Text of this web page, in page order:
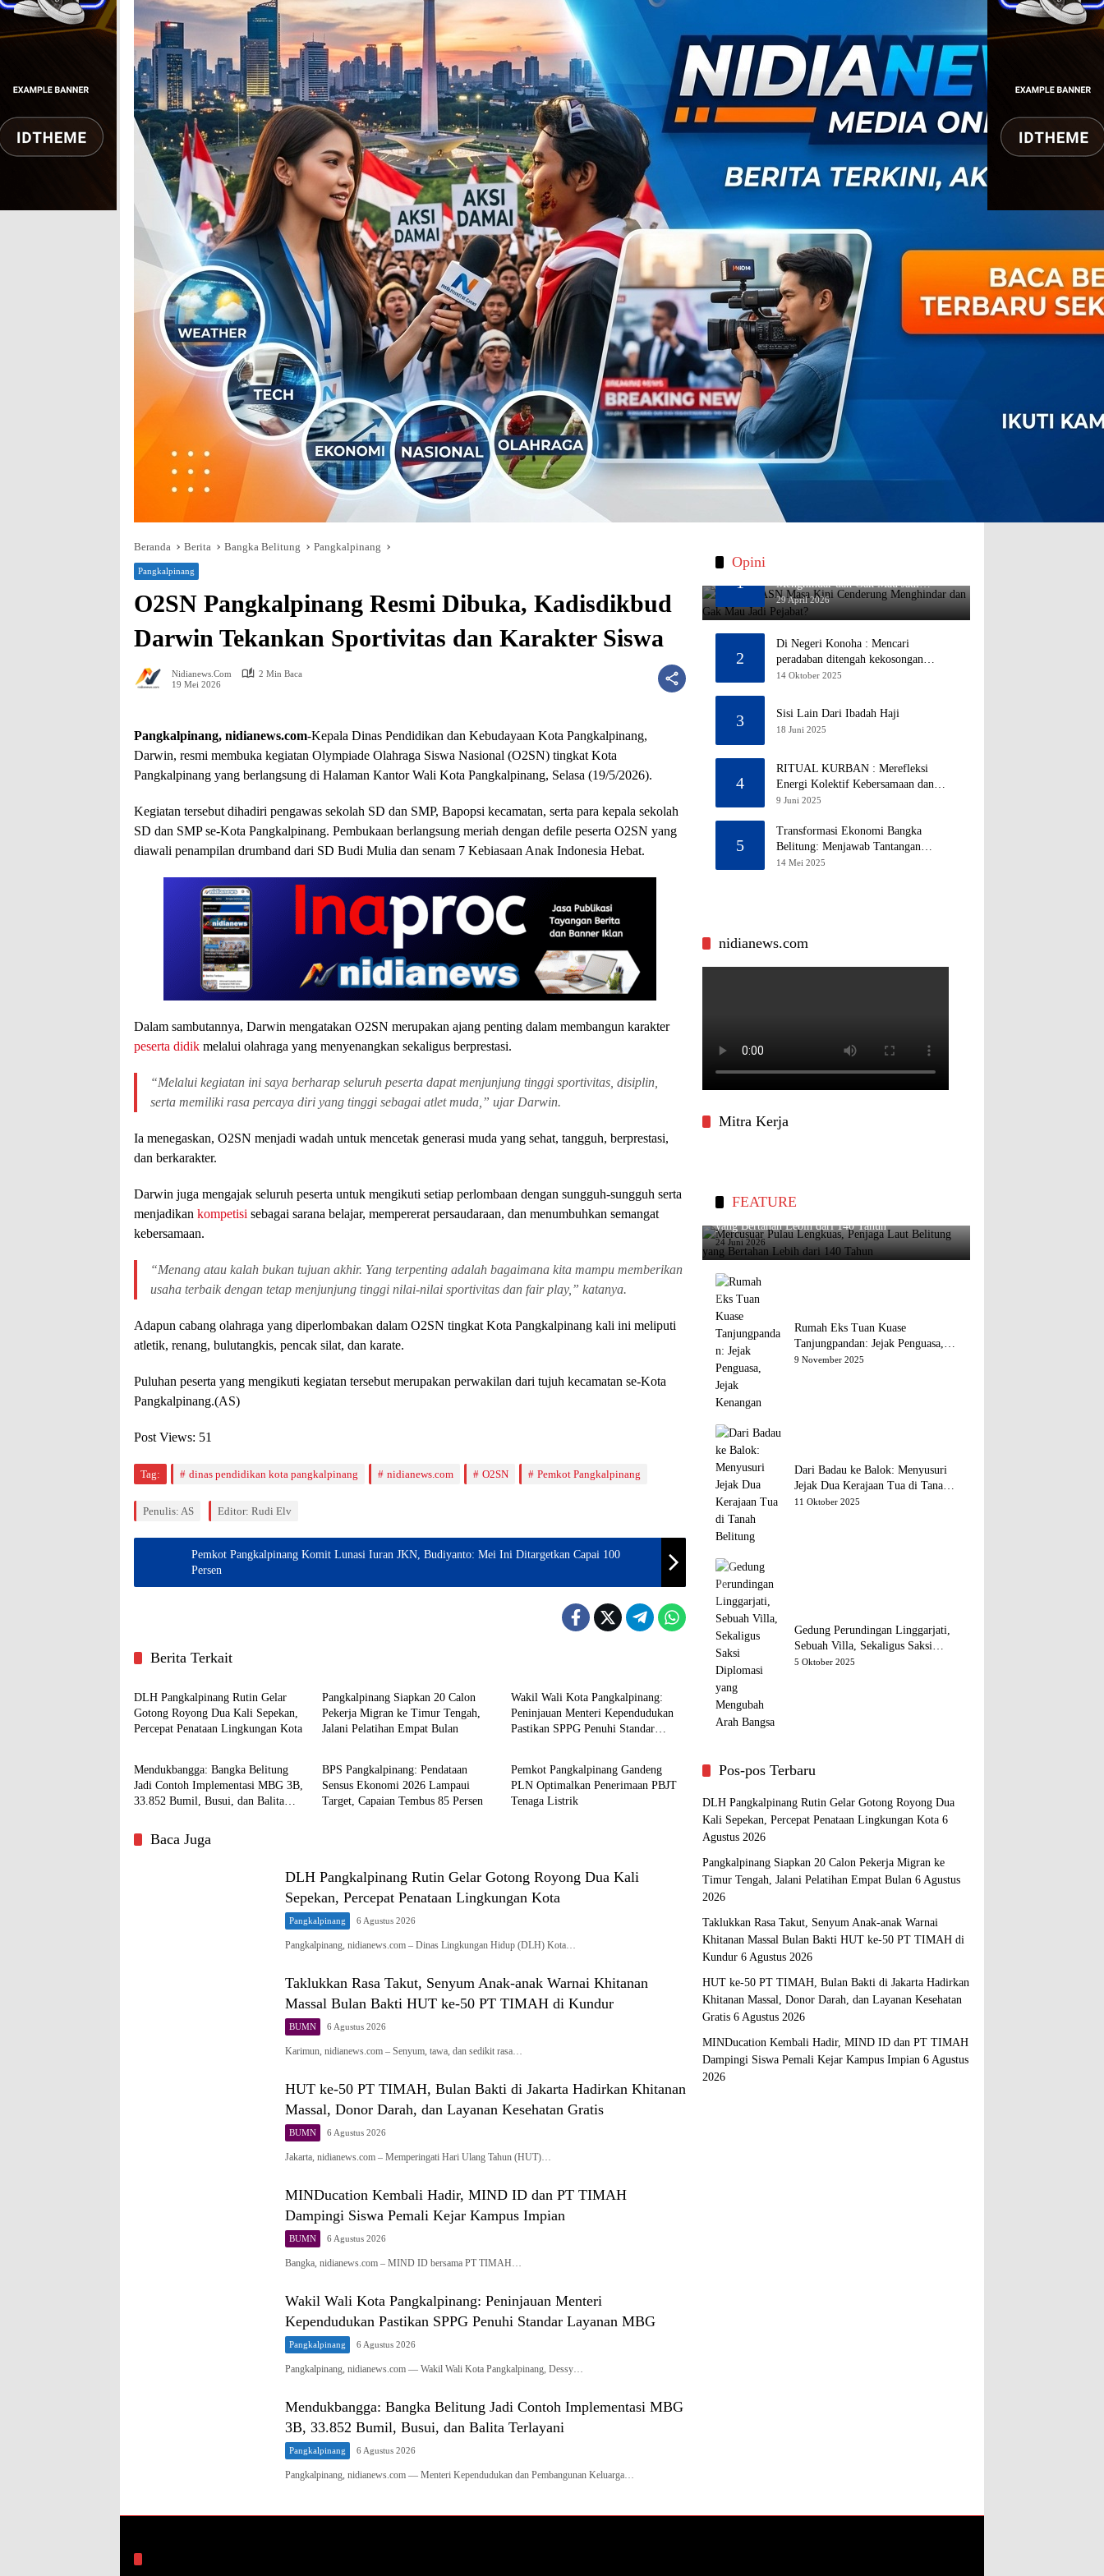
Beranda Berita Bangka Belitung Pangkalpinang
Pangkalpinang
O2SN Pangkalpinang Resmi Dibuka, Kadisdikbud
Darwin Tekankan Sportivitas dan Karakter Siswa
Nidianews.com
2 Min Baca
19 Mei 2026
Pangkalpinang, nidianews.com-Kepala Dinas Pendidikan dan Kebudayaan Kota Pangkalpinang,
Darwin, resmi membuka kegiatan Olympiade Olahraga Siswa Nasional (O2SN) tingkat Kota
Pangkalpinang yang berlangsung di Halaman Kantor Wali Kota Pangkalpinang, Selasa (19/5/2026).
Kegiatan tersebut dihadiri pengawas sekolah SD dan SMP, Bapopsi kecamatan, serta para kepala sekolah
SD dan SMP se-Kota Pangkalpinang. Pembukaan berlangsung meriah dengan defile peserta O2SN yang
diawali penampilan drumband dari SD Budi Mulia dan senam 7 Kebiasaan Anak Indonesia Hebat.
Dalam sambutannya, Darwin mengatakan O2SN merupakan ajang penting dalam membangun karakter
peserta didik melalui olahraga yang menyenangkan sekaligus berprestasi.
“Melalui kegiatan ini saya berharap seluruh peserta dapat menjunjung tinggi sportivitas, disiplin,
serta memiliki rasa percaya diri yang tinggi sebagai atlet muda,” ujar Darwin.
Ia menegaskan, O2SN menjadi wadah untuk mencetak generasi muda yang sehat, tangguh, berprestasi,
dan berkarakter.
Darwin juga mengajak seluruh peserta untuk mengikuti setiap perlombaan dengan sungguh-sungguh serta
menjadikan kompetisi sebagai sarana belajar, mempererat persaudaraan, dan menumbuhkan semangat
kebersamaan.
“Menang atau kalah bukan tujuan akhir. Yang terpenting adalah bagaimana kita mampu memberikan
usaha terbaik dengan tetap menjunjung tinggi nilai-nilai sportivitas dan fair play,” katanya.
Adapun cabang olahraga yang diperlombakan dalam O2SN tingkat Kota Pangkalpinang kali ini meliputi
atletik, renang, bulutangkis, pencak silat, dan karate.
Puluhan peserta yang mengikuti kegiatan tersebut merupakan perwakilan dari tujuh kecamatan se-Kota
Pangkalpinang.(AS)
Post Views: 51
Tag: dinas pendidikan kota pangkalpinang nidianews.com O2SN Pemkot Pangkalpinang
Penulis: AS Editor: Rudi Elv
Pemkot Pangkalpinang Komit Lunasi Iuran JKN, Budiyanto: Mei Ini Ditargetkan Capai 100
Persen
Berita Terkait
Pangkalpinang
DLH Pangkalpinang Rutin Gelar
Gotong Royong Dua Kali Sepekan,
Percepat Penataan Lingkungan Kota
Pangkalpinang Siapkan 20 Calon
Pekerja Migran ke Timur Tengah,
Jalani Pelatihan Empat Bulan
Wakil Wali Kota Pangkalpinang:
Peninjauan Menteri Kependudukan
Pastikan SPPG Penuhi Standar
Pangkalpinang
Mendukbangga: Bangka Belitung
Jadi Contoh Implementasi MBG 3B,
33.852 Bumil, Busui, dan Balita
BPS Pangkalpinang: Pendataan
Sensus Ekonomi 2026 Lampaui
Target, Capaian Tembus 85 Persen
Pemkot Pangkalpinang Gandeng
PLN Optimalkan Penerimaan PBJT
Tenaga Listrik
Baca Juga
DLH Pangkalpinang Rutin Gelar Gotong Royong Dua Kali
Sepekan, Percepat Penataan Lingkungan Kota
Pangkalpinang 6 Agustus 2026
Pangkalpinang, nidianews.com – Dinas Lingkungan Hidup (DLH) Kota…
Taklukkan Rasa Takut, Senyum Anak-anak Warnai Khitanan
Massal Bulan Bakti HUT ke-50 PT TIMAH di Kundur
BUMN 6 Agustus 2026
Karimun, nidianews.com – Senyum, tawa, dan sedikit rasa…
HUT ke-50 PT TIMAH, Bulan Bakti di Jakarta Hadirkan Khitanan
Massal, Donor Darah, dan Layanan Kesehatan Gratis
BUMN 6 Agustus 2026
Jakarta, nidianews.com – Memperingati Hari Ulang Tahun (HUT)…
MINDucation Kembali Hadir, MIND ID dan PT TIMAH
Dampingi Siswa Pemali Kejar Kampus Impian
BUMN 6 Agustus 2026
Bangka, nidianews.com – MIND ID bersama PT TIMAH…
Wakil Wali Kota Pangkalpinang: Peninjauan Menteri
Kependudukan Pastikan SPPG Penuhi Standar Layanan MBG
Pangkalpinang 6 Agustus 2026
Pangkalpinang, nidianews.com — Wakil Wali Kota Pangkalpinang, Dessy…
Mendukbangga: Bangka Belitung Jadi Contoh Implementasi MBG
3B, 33.852 Bumil, Busui, dan Balita Terlayani
Pangkalpinang 6 Agustus 2026
Pangkalpinang, nidianews.com — Menteri Kependudukan dan Pembangunan Keluarga…
Opini
1
Menghindar dan Gak Mau Jadi
Pejabat?
29 April 2026
2
Di Negeri Konoha : Mencari
peradaban ditengah kekosongan
pendidikan
14 Oktober 2025
3 Sisi Lain Dari Ibadah Haji
18 Juni 2025
4
RITUAL KURBAN : Merefleksi
Energi Kolektif Kebersamaan dan
Mengeliminasi Sifat Kebinatangan
9 Juni 2025
5
Transformasi Ekonomi Bangka
Belitung: Menjawab Tantangan
Melalui Pengelolaan Sumber Daya
14 Mei 2025
nidianews.com
Mitra Kerja
FEATURE
Mercusuar Pulau Lengkuas, Penjaga Laut Belitung
yang Bertahan Lebih dari 140 Tahun
24 Juni 2026
Rumah Eks Tuan Kuase
Tanjungpandan: Jejak Penguasa,
Jejak Kenangan
9 November 2025
Dari Badau ke Balok: Menyusuri
Jejak Dua Kerajaan Tua di Tanah
Belitung
11 Oktober 2025
Gedung Perundingan Linggarjati,
Sebuah Villa, Sekaligus Saksi
Diplomasi yang Mengubah Arah
5 Oktober 2025
Pos-pos Terbaru
DLH Pangkalpinang Rutin Gelar Gotong Royong Dua
Kali Sepekan, Percepat Penataan Lingkungan Kota 6
Agustus 2026
Pangkalpinang Siapkan 20 Calon Pekerja Migran ke
Timur Tengah, Jalani Pelatihan Empat Bulan 6 Agustus
2026
Taklukkan Rasa Takut, Senyum Anak-anak Warnai
Khitanan Massal Bulan Bakti HUT ke-50 PT TIMAH di
Kundur 6 Agustus 2026
HUT ke-50 PT TIMAH, Bulan Bakti di Jakarta Hadirkan
Khitanan Massal, Donor Darah, dan Layanan Kesehatan
Gratis 6 Agustus 2026
MINDucation Kembali Hadir, MIND ID dan PT TIMAH
Dampingi Siswa Pemali Kejar Kampus Impian 6 Agustus
2026